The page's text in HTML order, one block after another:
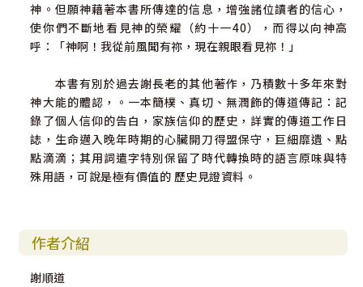
神。但願神藉著本書所傳達的信息，增強諸位讀者的信心，
使你們不斷地看見神的榮耀（約十一40），而得以向神高
呼：「神啊！我從前風聞有祢，現在親眼看見祢！」
本書有別於過去謝長老的其他著作，乃積數十多年來對
神大能的體認，。一本簡樸、真切、無潤飾的傳道傳記：記
錄了個人信仰的告白，家族信仰的歷史，詳實的傳道工作日
誌，生命邁入晚年時期的心臟開刀得盟保守，巨細靡遺、點
點滴滴；其用詞遣字特別保留了時代轉換時的語言原味與特
殊用語，可說是極有價值的 歷史見證資料。
作者介紹
謝順道